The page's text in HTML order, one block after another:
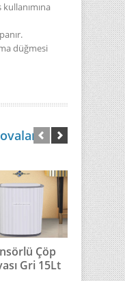
düğmesi
Çöp
Gri 15Lt
Kovası